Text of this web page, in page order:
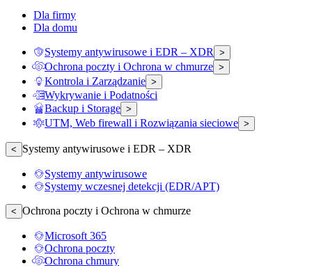
Dla firmy
Dla domu
Systemy antywirusowe i EDR – XDR >
Ochrona poczty i Ochrona w chmurze >
Kontrola i Zarządzanie >
Wykrywanie i Podatności
Backup i Storage >
UTM, Web firewall i Rozwiązania sieciowe >
< Systemy antywirusowe i EDR – XDR
Systemy antywirusowe
Systemy wczesnej detekcji (EDR/APT)
< Ochrona poczty i Ochrona w chmurze
Microsoft 365
Ochrona poczty
Ochrona chmury